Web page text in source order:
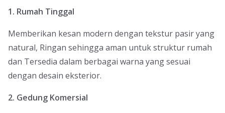
1. Rumah Tinggal
Memberikan kesan modern dengan tekstur pasir yang
natural, Ringan sehingga aman untuk struktur rumah
dan Tersedia dalam berbagai warna yang sesuai
dengan desain eksterior.
2. Gedung Komersial